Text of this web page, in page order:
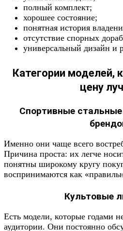
полный комплект;
хорошее состояние;
понятная история
отсутствие спорных
универсальный дизайн и
Категории моделей,
цену
Спортивные
Именно они чаще всего
Причина проста: их легче
понятны широкому кругу
воспринимаются как
Культовые
Есть модели, которые годами
аудитории. Они постоянно